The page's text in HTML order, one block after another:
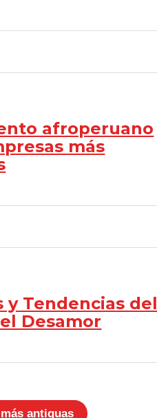
afroperuano
más
y Tendencias del
Desamor
antiguas